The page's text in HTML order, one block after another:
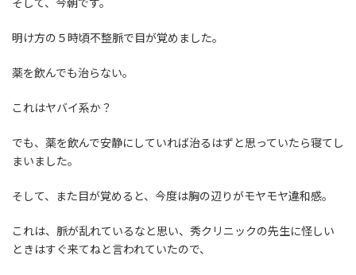
明け方の５時頃不整脈で目が覚めました。
薬を飲んでも治らない。
これはヤバイ系か？
でも、薬を飲んで安静にしていれば治るはずと思っていたら寝てし
まいました。
そして、また目が覚めると、今度は胸の辺りがモヤモヤ違和感。
これは、脈が乱れているなと思い、秀クリニックの先生に怪しい
ときはすぐ来てねと言われていたので、